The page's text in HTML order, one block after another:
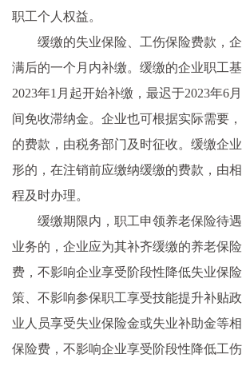
职工个人权益。
缓缴的失业保险、工伤保险费款，
满后的一个月内补缴。缓缴的企业职工
2023年1月起开始补缴，最迟于2023年6
间免收滞纳金。企业也可根据实际需要
的费款，由税务部门及时征收。缓缴企
形的，在注销前应缴纳缓缴的费款，由
程及时办理。
缓缴期限内，职工申领养老保险待
业务的，企业应为其补齐缓缴的养老保
费，不影响企业享受阶段性降低失业保
策、不影响参保职工享受技能提升补贴
业人员享受失业保险金或失业补助金等
保险费，不影响企业享受阶段性降低工